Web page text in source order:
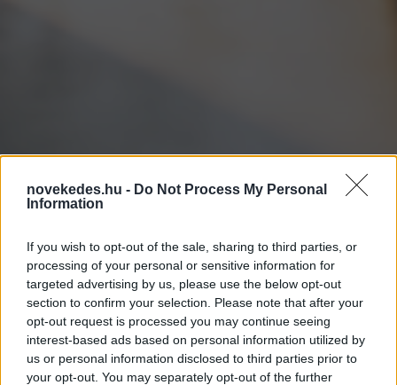
novekedes.hu - Do Not Process My Personal
Information
If you wish to opt-out of the sale, sharing to third parties, or
processing of your personal or sensitive information for
targeted advertising by us, please use the below opt-out
section to confirm your selection. Please note that after your
opt-out request is processed you may continue seeing
interest-based ads based on personal information utilized by
us or personal information disclosed to third parties prior to
your opt-out. You may separately opt-out of the further
Meredeken romlott a
gazdasági hangulat
áprilisban az EU-ban és az
euróövezetben